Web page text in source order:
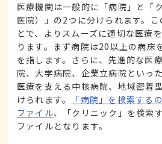
医療機関は一般的に「病院」と「
医院）」の2つに分けられます。
とで、よりスムーズに適切な医療
ります。まず病院は20以上の病床
を指します。さらに、先進的な医
院、大学病院、企業立病院といっ
医療を支える中核病院、地域密着
けられます。
「病院」を検索する
ファイル、「クリニック」を検索
ファイルとなります。